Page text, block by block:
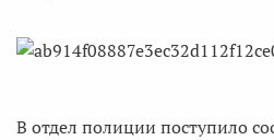
В отдел полиции поступило